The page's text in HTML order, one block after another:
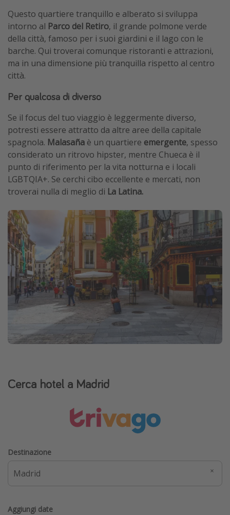
Questo quartiere tranquillo e alberato si sviluppa
intorno al Parco del Retiro, il grande polmone verde
della città, famoso per i suoi giardini e il lago con le
barche. Qui troverai comunque ristoranti e attrazioni,
ma in una dimensione più tranquilla rispetto al centro
città.
Per qualcosa di diverso
Se il focus del tuo viaggio è leggermente diverso,
potresti essere attratto da altre aree della capitale
spagnola. Malasaña è un quartiere emergente, spesso
considerato un ritrovo hipster, mentre Chueca è il
punto di riferimento per la vita notturna e i locali
LGBTQIA+. Se cerchi cibo eccellente e mercati, non
troverai nulla di meglio di La Latina.
Cerca hotel a Madrid
Destinazione
Aggiungi date